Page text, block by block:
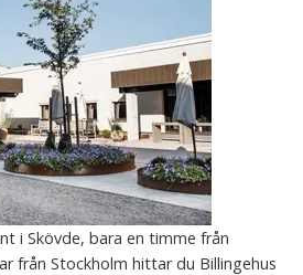
i Skövde, bara en timme från
från Stockholm hittar du Billingehus